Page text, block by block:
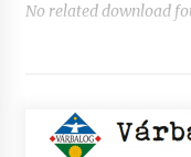
No related download